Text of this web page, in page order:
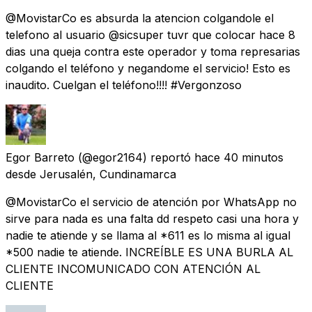
@MovistarCo es absurda la atencion colgandole el
telefono al usuario @sicsuper tuvr que colocar hace 8
dias una queja contra este operador y toma represarias
colgando el teléfono y negandome el servicio! Esto es
inaudito. Cuelgan el teléfono!!!! #Vergonzoso
Egor Barreto (@egor2164) reportó hace 40 minutos
desde Jerusalén, Cundinamarca
@MovistarCo el servicio de atención por WhatsApp no
sirve para nada es una falta dd respeto casi una hora y
nadie te atiende y se llama al *611 es lo misma al igual
*500 nadie te atiende. INCREÍBLE ES UNA BURLA AL
CLIENTE INCOMUNICADO CON ATENCIÓN AL
CLIENTE